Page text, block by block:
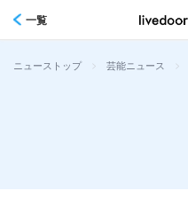
一覧
ニューストップ > 芸能ニュース >